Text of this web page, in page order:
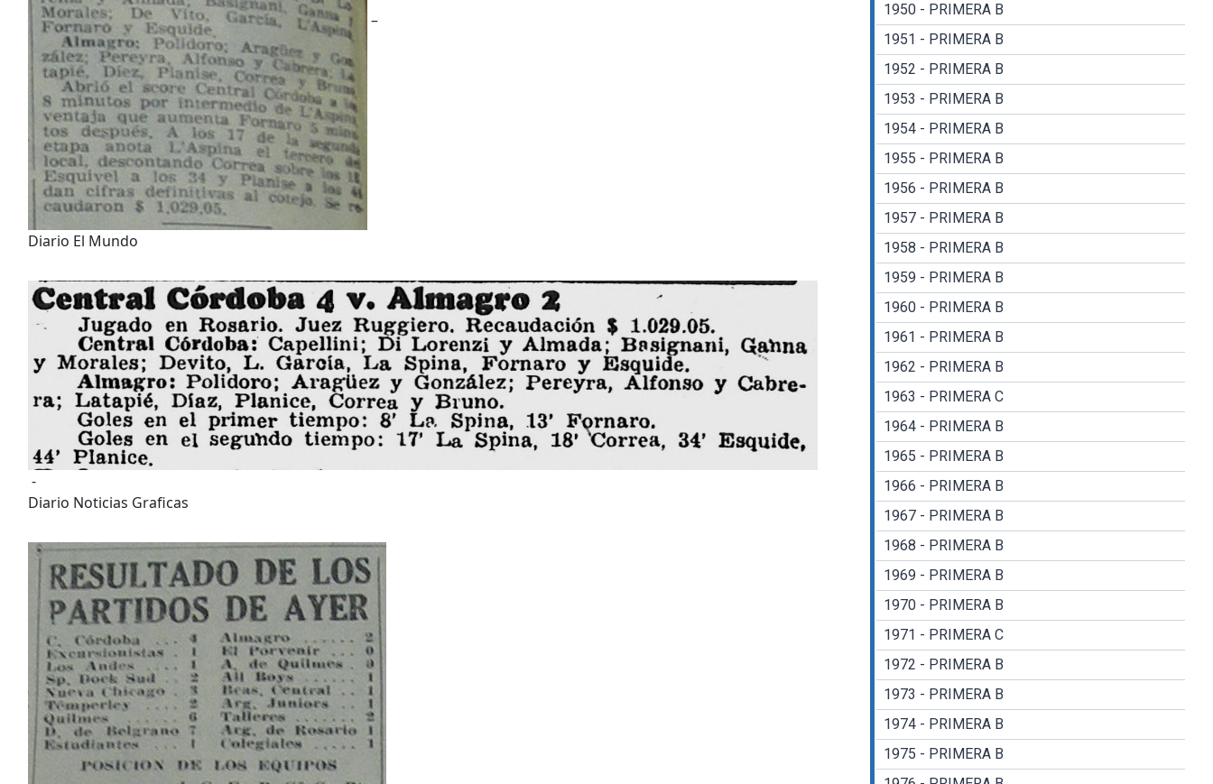
–
Diario El Mundo
-
Diario Noticias Graficas
1950 - PRIMERA B
1951 - PRIMERA B
1952 - PRIMERA B
1953 - PRIMERA B
1954 - PRIMERA B
1955 - PRIMERA B
1956 - PRIMERA B
1957 - PRIMERA B
1958 - PRIMERA B
1959 - PRIMERA B
1960 - PRIMERA B
1961 - PRIMERA B
1962 - PRIMERA B
1963 - PRIMERA C
1964 - PRIMERA B
1965 - PRIMERA B
1966 - PRIMERA B
1967 - PRIMERA B
1968 - PRIMERA B
1969 - PRIMERA B
1970 - PRIMERA B
1971 - PRIMERA C
1972 - PRIMERA B
1973 - PRIMERA B
1974 - PRIMERA B
1975 - PRIMERA B